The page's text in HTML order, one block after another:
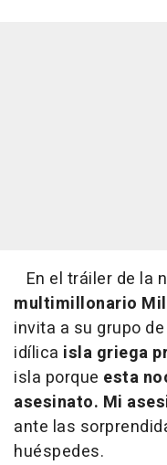
En el tráiler de la
multimillonario
invita a su grupo
idílica isla griega
isla porque esta
asesinato. Mi
ante las
huéspedes.